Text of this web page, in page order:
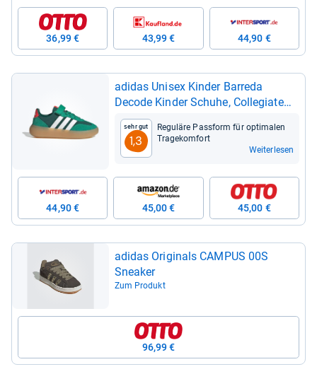
36,99 € 43,99 € 44,90 €
adi­das Uni­sex Kin­der Bar­reda
Decode Kin­der Schuhe, Col­le­giate
Green/FTWR White/Lucid Red, 30
1/2 EU
Sehr gut
1,3
Regu­läre Pass­form für opti­ma­len
Tra­ge­kom­fort
Weiterlesen
44,90 € 45,00 € 45,00 €
adi­das Ori­gi­nals CAM­PUS 00S
Snea­ker
Zum Produkt
96,99 €